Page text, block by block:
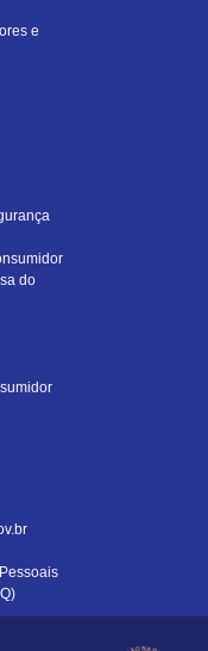
e
do